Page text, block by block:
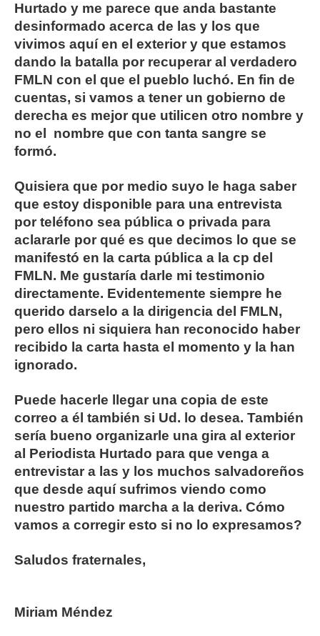
Hurtado y me parece que anda bastante
desinformado acerca de las y los que
vivimos aquí en el exterior y que estamos
dando la batalla por recuperar al verdadero
FMLN con el que el pueblo luchó. En fin de
cuentas, si vamos a tener un gobierno de
derecha es mejor que utilicen otro nombre y
no el nombre que con tanta sangre se
formó.
Quisiera que por medio suyo le haga saber
que estoy disponible para una entrevista
por teléfono sea pública o privada para
aclararle por qué es que decimos lo que se
manifestó en la carta pública a la cp del
FMLN. Me gustaría darle mi testimonio
directamente. Evidentemente siempre he
querido darselo a la dirigencia del FMLN,
pero ellos ni siquiera han reconocido haber
recibido la carta hasta el momento y la han
ignorado.
Puede hacerle llegar una copia de este
correo a él también si Ud. lo desea. También
sería bueno organizarle una gira al exterior
al Periodista Hurtado para que venga a
entrevistar a las y los muchos salvadoreños
que desde aquí sufrimos viendo como
nuestro partido marcha a la deriva. Cómo
vamos a corregir esto si no lo expresamos?
Saludos fraternales,
Miriam Méndez